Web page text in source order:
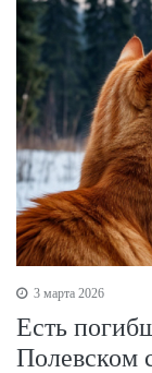
3 марта 2026
Есть
Полевском